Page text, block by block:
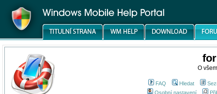
O
FAQ Hledat
Osobní nastavení